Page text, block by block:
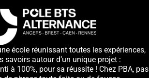
école réunissant toutes les expériences,
savoirs autour d’un unique projet :
à 100%, pour sa réussite ! Chez PBA, pas